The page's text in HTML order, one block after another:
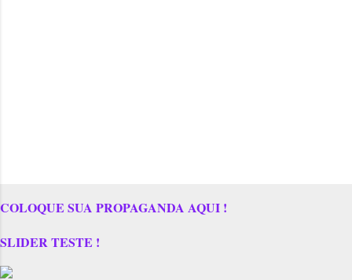
COLOQUE SUA PROPAGANDA AQUI !
SLIDER TESTE !